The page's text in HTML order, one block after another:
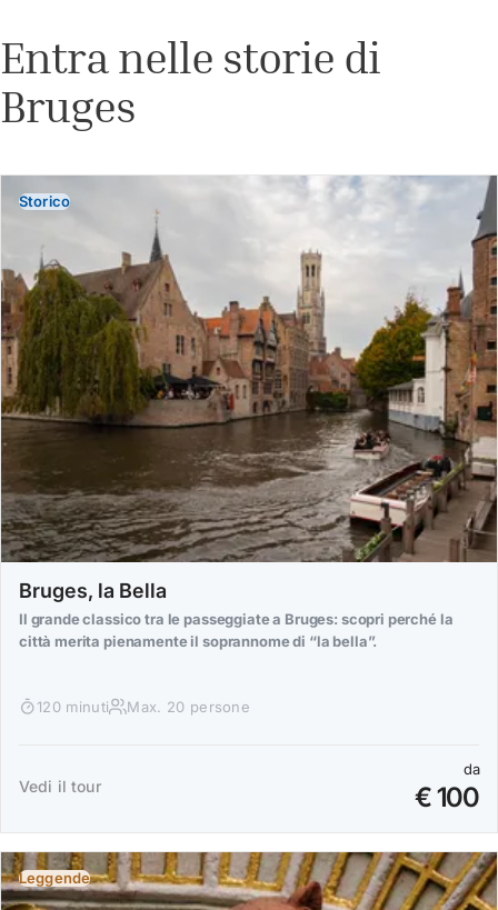
Entra nelle storie di
Bruges
Storico
Bruges, la Bella
Il grande classico tra le passeggiate a Bruges: scopri perché la
città merita pienamente il soprannome di “la bella”.
120 minuti Max. 20 persone
Vedi il tour
da
€ 100
Leggende